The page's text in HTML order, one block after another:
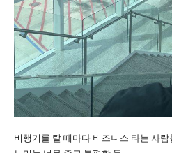
비행기를 탈 때마다 비즈니스 타는 사